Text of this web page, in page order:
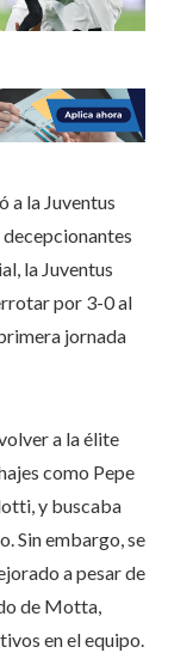
la Juventus
decepcionantes
la Juventus
por 3-0 al
jornada
a la élite
como Pepe
y buscaba
Sin embargo, se
a pesar de
de Motta,
en el equipo.